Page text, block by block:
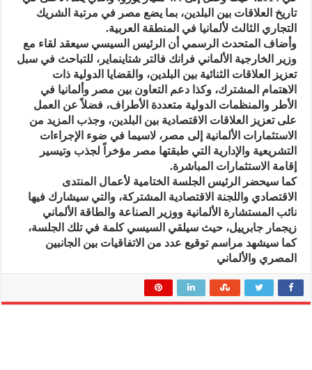
تاريخ العلاقات بين البلدين، بما يضع مصر في مرتبة الشريك
التجاري الثالث لألمانيا في المنطقة العربية.
وأضاف المتحدث الرسمي أن الرئيس السيسي سيعقد لقاء مع
وزير الخارجية الألماني فرانك فالتر شتاينماير، للتباحث في سبل
تعزيز العلاقات الثنائية بين البلدين، والقضايا الدولية ذات
الاهتمام المشترك، وكذا دعم التعاون بين مصر وألمانيا في
الأطر والمنظمات الدولية متعددة الأطراف، فضلاً عن العمل
على تعزيز العلاقات الاقتصادية بين البلدين، وجذب المزيد من
الاستثمارات الألمانية إلى مصر، لاسيما في ضوء الإجراءات
التشريعية والإدارية التي طبقتها مصر مؤخراً لجذب وتيسير
إقامة الاستثمارات المباشرة.
كما سيحضر الرئيس الجلسة الختامية لأعمال المنتدى
الاقتصادي واللجنة الاقتصادية المشتركة، والتي سيشارك فيها
نائب المستشارة الألمانية ووزير الصناعة والطاقة الألماني
زيجمار جابرييل، حيث سيلقي السيسي كلمة في تلك الجلسة،
كما سيشهد مراسم توقيع عدد من الاتفاقيات بين الجانبين
المصري والألماني